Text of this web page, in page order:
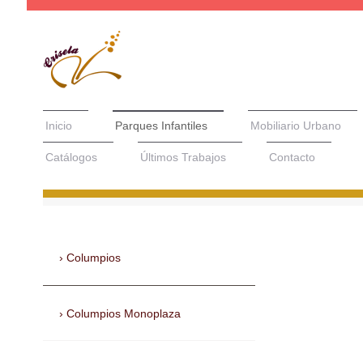
Inicio Parques Infantiles Mobiliario Urbano
Catálogos Últimos Trabajos Contacto
Columpios
Columpios Monoplaza